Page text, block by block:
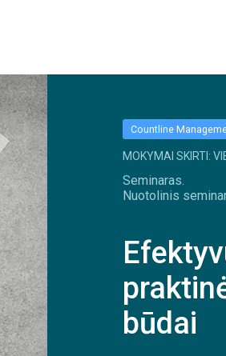
Countline
MOKYMAI SKIRTI:
Seminaras.
Nuotolinis
būdai